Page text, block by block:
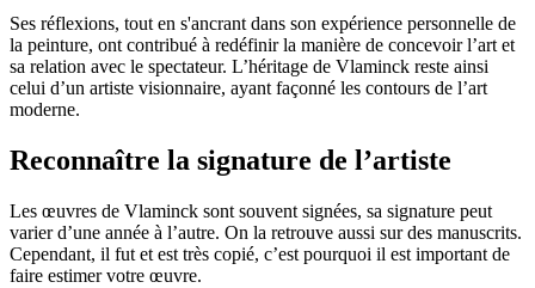
Ses réflexions, tout en s'ancrant dans son expérience personnelle de
la peinture, ont contribué à redéfinir la manière de concevoir l’art et
sa relation avec le spectateur. L’héritage de Vlaminck reste ainsi
celui d’un artiste visionnaire, ayant façonné les contours de l’art
moderne.
Reconnaître la signature de l’artiste
Les œuvres de Vlaminck sont souvent signées, sa signature peut
varier d’une année à l’autre. On la retrouve aussi sur des manuscrits.
Cependant, il fut et est très copié, c’est pourquoi il est important de
faire estimer votre œuvre.